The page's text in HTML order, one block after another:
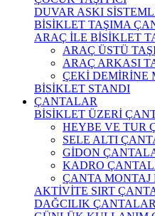
DUVAR ASKI
BİSİKLET TAŞIMA
ARAÇ İLE BİSİKLET
ARAÇ ÜSTÜ
ARAÇ ARKASI
ÇEKİ DEMİRİNE
BİSİKLET STANDI
ÇANTALAR
BİSİKLET ÜZERİ
HEYBE VE TUR
SELE ALTI
GİDON
KADRO
ÇANTA MONTAJ
AKTİVİTE SIRT
DAĞCILIK